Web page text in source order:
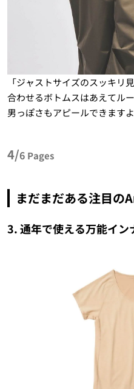
「ジャストサイズのスッキリ
合わせるボトムスはあえてル
男っぽさもアピールできます
4/6 Pages
まだまだある注目の
3. 通年で使える万能イン